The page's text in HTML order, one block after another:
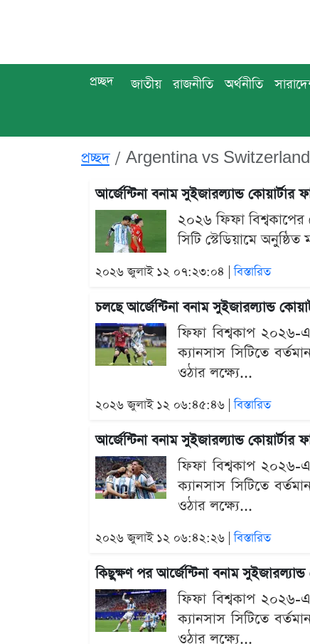
প্রচ্ছদ জাতীয় রাজনীতি অর্থনীতি
প্রচ্ছদ Argentina vs
আর্জেন্টিনা বনাম সুইজারল্যান্ড
২০২৬ ফিফা বিশ্বকাপের
সিটি স্টেডিয়ামে
২০২৬ জুলাই ১২ ০৭:২৩:০৪ |বিস্তারিত
চলছে আর্জেন্টিনা বনাম সুইজারল্যান্ড
ফিফা বিশ্বকাপ ২০২৬-
ক্যানসাস সিটিতে
ওঠার লক্ষ্যে...
২০২৬ জুলাই ১২ ০৬:৪৫:৪৬ |বিস্তারিত
আর্জেন্টিনা বনাম সুইজারল্যান্ড
ফিফা বিশ্বকাপ ২০২৬-
ক্যানসাস সিটিতে
ওঠার লক্ষ্যে...
২০২৬ জুলাই ১২ ০৬:৪২:২৬ |বিস্তারিত
কিছুক্ষণ পর আর্জেন্টিনা বনাম
ফিফা বিশ্বকাপ ২০২৬-
ক্যানসাস সিটিতে
ওঠার লক্ষ্যে...